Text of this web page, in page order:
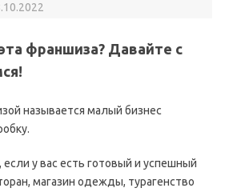
франшиза? Давайте с
называется малый бизнес
у вас есть готовый и успешный
магазин одежды, турагенство